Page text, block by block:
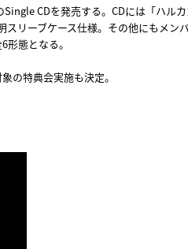
CDを発売する。CDには「ハル
リーブケース仕様。その他にもメン
形態となる。
の特典会実施も決定。